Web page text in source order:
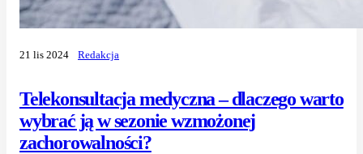
Telekonsultacja medyczna – dlaczego warto
wybrać ją w sezonie wzmożonej
zachorowalności?
21 lis 2024 Redakcja